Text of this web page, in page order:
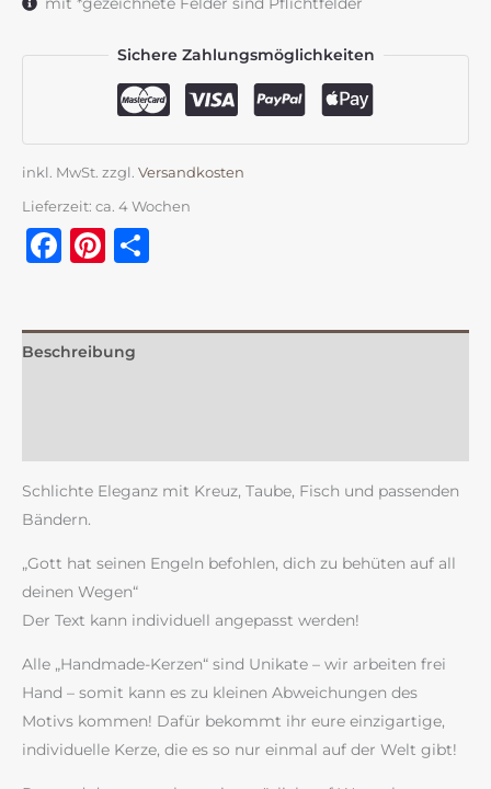
Sichere Zahlungsmöglichkeiten
inkl. MwSt. zzgl. Versandkosten
Lieferzeit: ca. 4 Wochen
Facebook
Pinterest
Beschreibung
Schlichte Eleganz mit Kreuz, Taube, Fisch und passenden
Bändern.
„Gott hat seinen Engeln befohlen, dich zu behüten auf all
deinen Wegen“
Der Text kann individuell angepasst werden!
Alle „Handmade-Kerzen“ sind Unikate – wir arbeiten frei
Hand – somit kann es zu kleinen Abweichungen des
Motivs kommen! Dafür bekommt ihr eure einzigartige,
individuelle Kerze, die es so nur einmal auf der Welt gibt!